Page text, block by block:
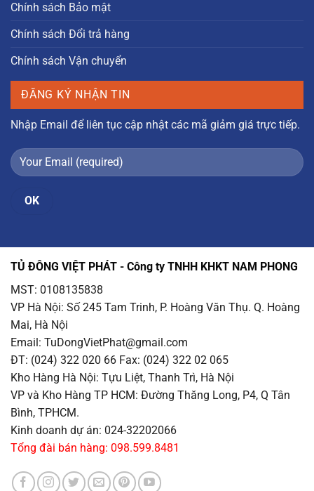
Chính sách Bảo mật
Chính sách Đổi trả hàng
Chính sách Vận chuyển
ĐĂNG KÝ NHẬN TIN
Nhập Email để liên tục cập nhật các mã giảm giá trực tiếp.
TỦ ĐÔNG VIỆT PHÁT - Công ty TNHH KHKT NAM PHONG
MST: 0108135838
VP Hà Nội: Số 245 Tam Trinh, P. Hoàng Văn Thụ. Q. Hoàng
Mai, Hà Nội
Email : TuDongVietPhat@gmail.com
ĐT: (024) 322 020 66 Fax: (024) 322 02 065
Kho Hàng Hà Nội: Tựu Liệt, Thanh Trì, Hà Nội
VP và Kho Hàng TP HCM: Đường Thăng Long, P4, Q Tân
Bình, TPHCM.
Kinh doanh dự án: 024-32202066
Tổng đài bán hàng: 098.599.8481